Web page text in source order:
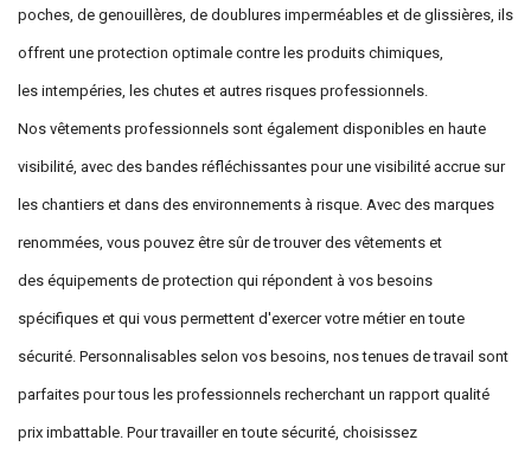
poches, de genouillères, de doublures imperméables et de glissières, ils
offrent une protection optimale contre les produits chimiques,
les intempéries, les chutes et autres risques professionnels.
Nos vêtements professionnels sont également disponibles en haute
visibilité, avec des bandes réfléchissantes pour une visibilité accrue sur
les chantiers et dans des environnements à risque. Avec des marques
renommées, vous pouvez être sûr de trouver des vêtements et
des équipements de protection qui répondent à vos besoins
spécifiques et qui vous permettent d'exercer votre métier en toute
sécurité. Personnalisables selon vos besoins, nos tenues de travail sont
parfaites pour tous les professionnels recherchant un rapport qualité
prix imbattable. Pour travailler en toute sécurité, choisissez